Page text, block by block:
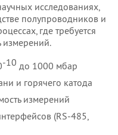
исследованиях,
полупроводников и
где требуется
измерений.
-10 до 1000 мбар
и горячего катода
измерений
(RS-485,